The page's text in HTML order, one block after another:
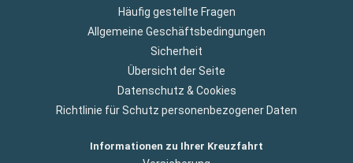
Häufig gestellte Fragen
Allgemeine Geschäftsbedingungen
Sicherheit
Übersicht der Seite
Datenschutz & Cookies
Richtlinie für Schutz personenbezogener Daten
Informationen zu Ihrer Kreuzfahrt